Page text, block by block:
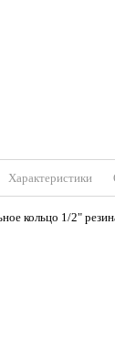
Характеристики
кольцо 1/2"